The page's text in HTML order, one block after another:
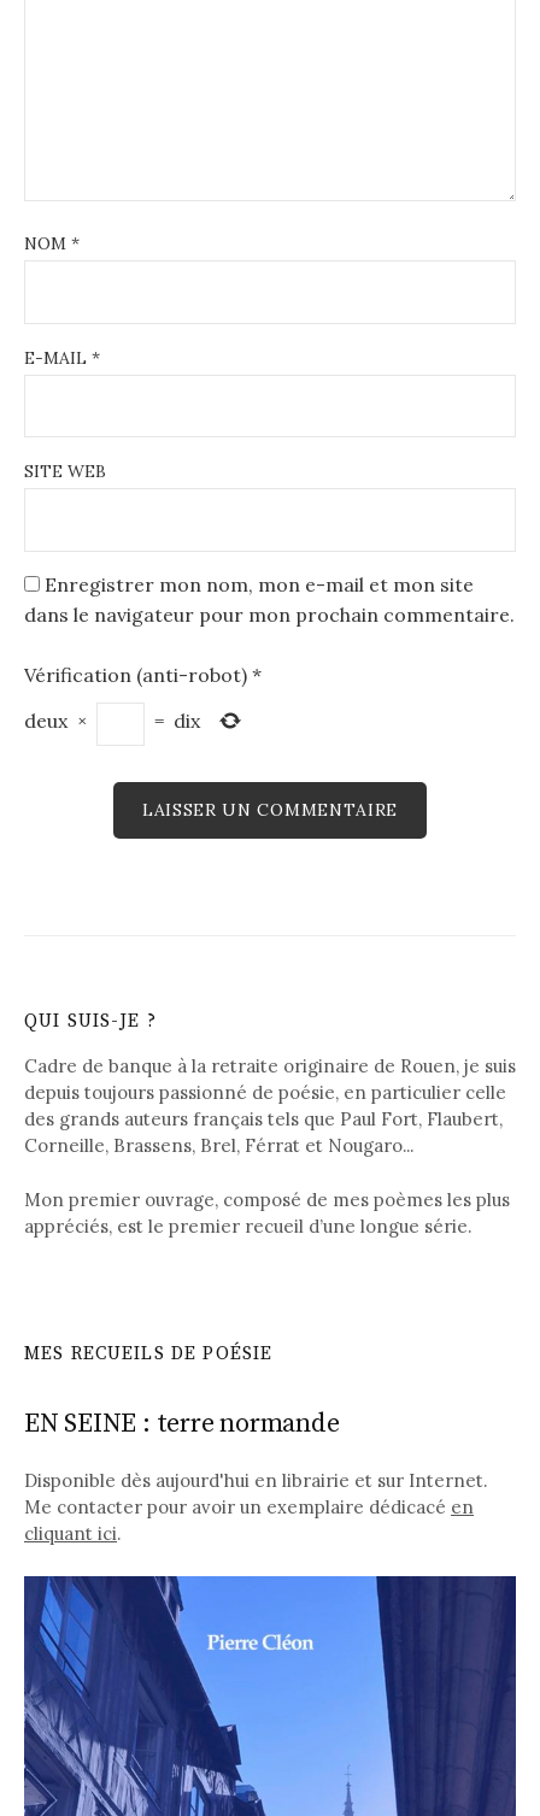
NOM *
E-MAIL *
SITE WEB
Enregistrer mon nom, mon e-mail et mon site
dans le navigateur pour mon prochain commentaire.
Vérification (anti-robot) *
deux × = dix
QUI SUIS-JE ?
Cadre de banque à la retraite originaire de Rouen, je suis
depuis toujours passionné de poésie, en particulier celle
des grands auteurs français tels que Paul Fort, Flaubert,
Corneille, Brassens, Brel, Férrat et Nougaro...
Mon premier ouvrage, composé de mes poèmes les plus
appréciés, est le premier recueil d’une longue série.
MES RECUEILS DE POÉSIE
EN SEINE : terre normande
Disponible dès aujourd'hui en librairie et sur Internet.
Me contacter pour avoir un exemplaire dédicacé en
cliquant ici.